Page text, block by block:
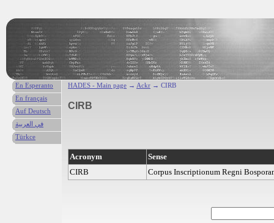
HADES - Main page → Ackr → CIRB
CIRB
Acronym
Sense
CIRB
Corpus Inscriptionum Regni
En Esperanto
En français
Auf Deutsch
في العربية
Türkce